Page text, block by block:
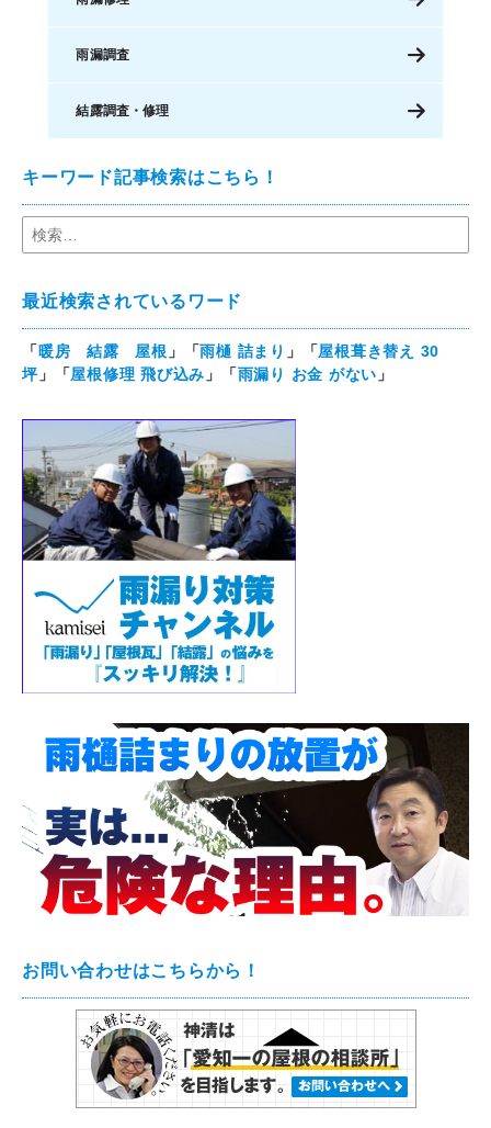
雨漏調査
結露調査・修理
キーワード記事検索はこちら！
最近検索されているワード
「暖房 結露 屋根 」「雨樋 詰まり 」「屋根葺き替え 30
坪」「屋根修理 飛び込み 」「雨漏り お金 がない 」
お問い合わせはこちらから！